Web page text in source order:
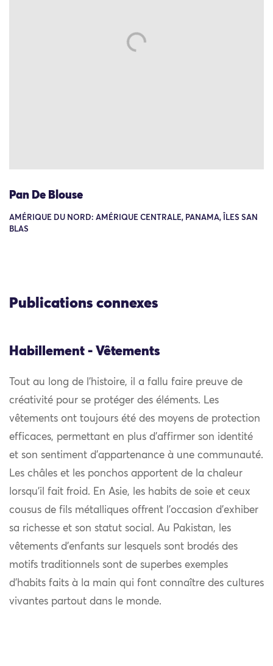
Pan De Blouse
AMÉRIQUE DU NORD: AMÉRIQUE CENTRALE, PANAMA, ÎLES SAN
BLAS
Publications connexes
Habillement - Vêtements
Tout au long de l’histoire, il a fallu faire preuve de
créativité pour se protéger des éléments. Les
vêtements ont toujours été des moyens de protection
efficaces, permettant en plus d’affirmer son identité
et son sentiment d’appartenance à une communauté.
Les châles et les ponchos apportent de la chaleur
lorsqu’il fait froid. En Asie, les habits de soie et ceux
cousus de fils métalliques offrent l’occasion d’exhiber
sa richesse et son statut social. Au Pakistan, les
vêtements d’enfants sur lesquels sont brodés des
motifs traditionnels sont de superbes exemples
d’habits faits à la main qui font connaître des cultures
vivantes partout dans le monde.